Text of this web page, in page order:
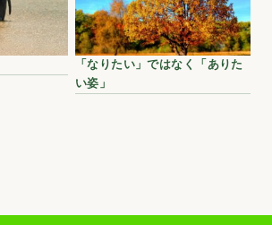
「なりたい」ではなく「ありた
い姿」